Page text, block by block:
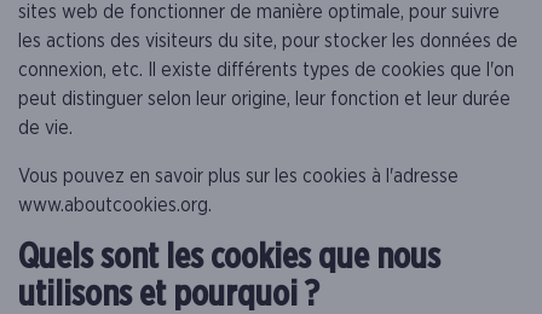
sites web de fonctionner de manière optimale, pour suivre
les actions des visiteurs du site, pour stocker les données de
connexion, etc. Il existe différents types de cookies que l'on
peut distinguer selon leur origine, leur fonction et leur durée
de vie.
Vous pouvez en savoir plus sur les cookies à l'adresse
www.aboutcookies.org.
Quels sont les cookies que nous
utilisons et pourquoi ?